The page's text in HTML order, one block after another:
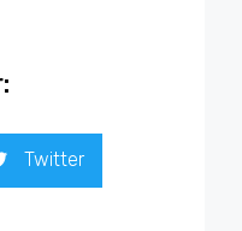
Twitter